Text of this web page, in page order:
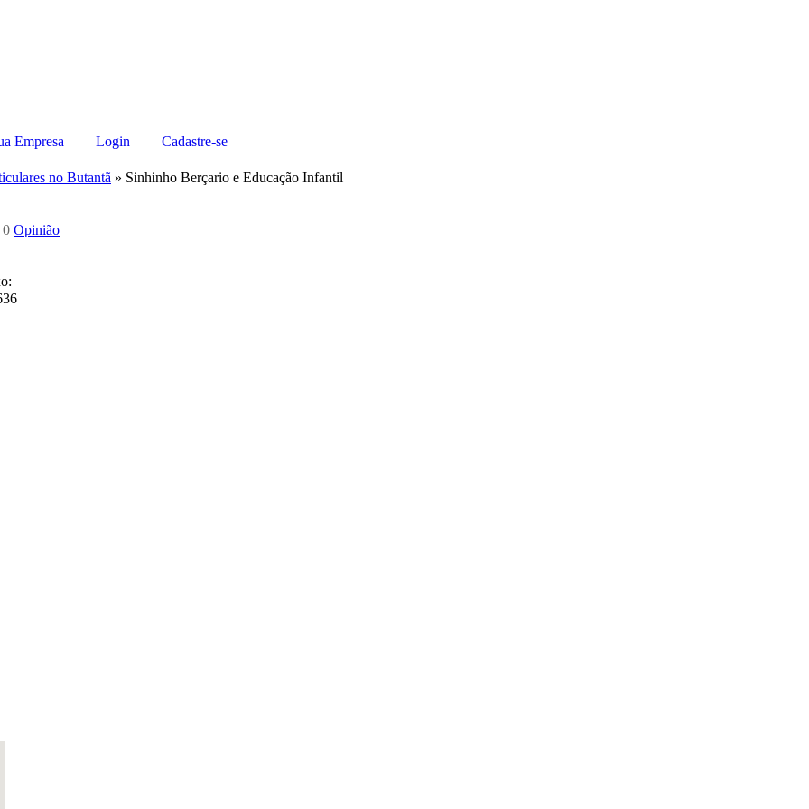
Empresa Login Cadastre-se
no Butantã » Sinhinho Berçario e Educação Infantil
0 Opinião